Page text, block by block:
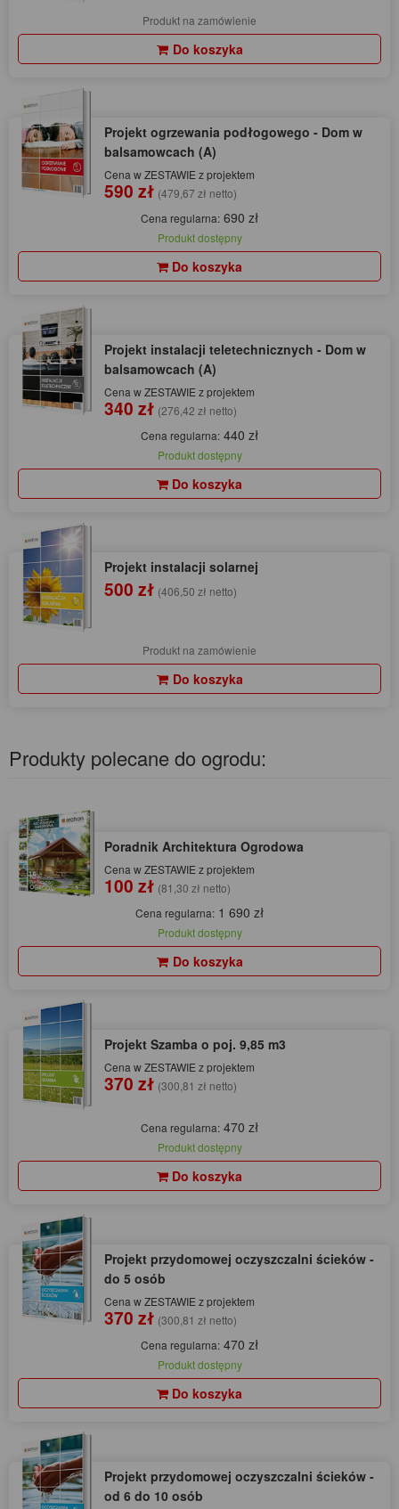
Produkt na zamówienie
Do koszyka
Projekt ogrzewania podłogowego - Dom w
balsamowcach (A)
Cena w ZESTAWIE z projektem
590 zł (479,67 zł netto)
Cena regularna: 690 zł
Produkt dostępny
Do koszyka
Projekt instalacji teletechnicznych - Dom w
balsamowcach (A)
Cena w ZESTAWIE z projektem
340 zł (276,42 zł netto)
Cena regularna: 440 zł
Produkt dostępny
Do koszyka
Projekt instalacji solarnej
500 zł (406,50 zł netto)
Produkt na zamówienie
Do koszyka
Produkty polecane do ogrodu:
Poradnik Architektura Ogrodowa
Cena w ZESTAWIE z projektem
100 zł (81,30 zł netto)
Cena regularna: 1 690 zł
Produkt dostępny
Do koszyka
Projekt Szamba o poj. 9,85 m3
Cena w ZESTAWIE z projektem
370 zł (300,81 zł netto)
Cena regularna: 470 zł
Produkt dostępny
Do koszyka
Projekt przydomowej oczyszczalni ścieków -
do 5 osób
Cena w ZESTAWIE z projektem
370 zł (300,81 zł netto)
Cena regularna: 470 zł
Produkt dostępny
Do koszyka
Projekt przydomowej oczyszczalni ścieków -
od 6 do 10 osób